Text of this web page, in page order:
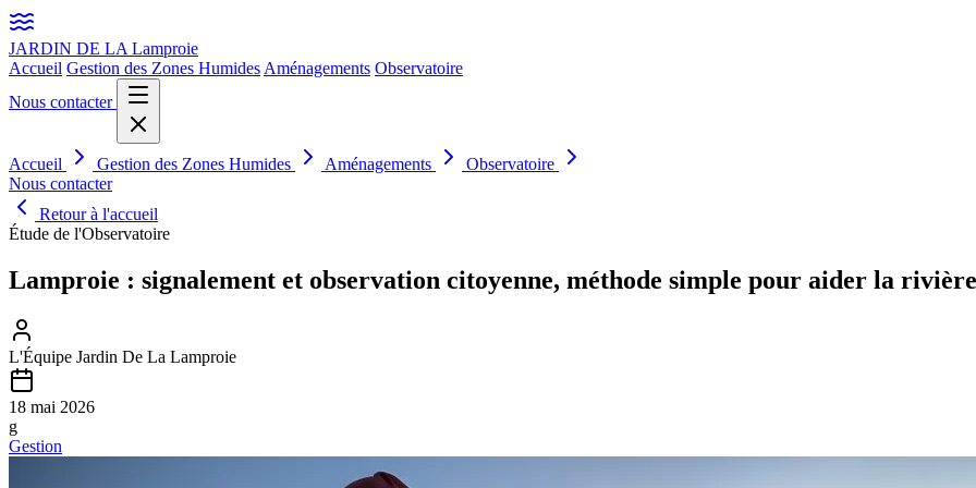
JARDIN DE LA Lamproie
Accueil Gestion des Zones Humides Aménagements Observatoire
Nous contacter
Accueil Gestion des Zones Humides Aménagements
Observatoire
Nous contacter
Retour à l'accueil
Étude de l'Observatoire
Lamproie : signalement et observation citoyenne, méthode simple pour aider la rivière
L'Équipe Jardin De La Lamproie
18 mai 2026
g
Gestion